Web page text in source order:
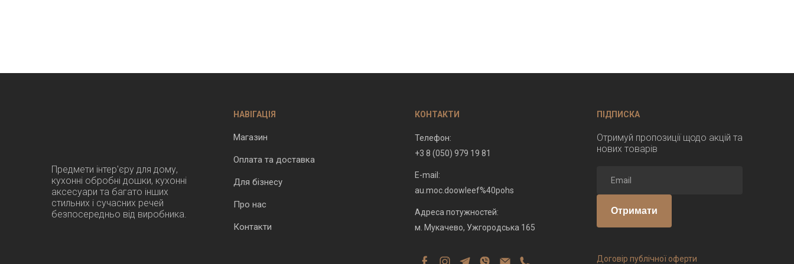
Предмети інтер'єру для дому,
кухонні обробні дошки, кухонні
аксесуари та багато інших
стильних і сучасних речей
безпосередньо від виробника.
НАВІГАЦІЯ
Магазин
Оплата та доставка
Для бізнесу
Про нас
Контакти
КОНТАКТИ
Телефон:
+3 8 (050) 979 19 81
E-mail:
au.moc.doowleef%40pohs
Адреса потужностей:
м. Мукачево, Ужгородська 165
ПІДПИСКА
Отримуй пропозиції щодо акцій та
нових товарів
Отримати
Договір публічної оферти